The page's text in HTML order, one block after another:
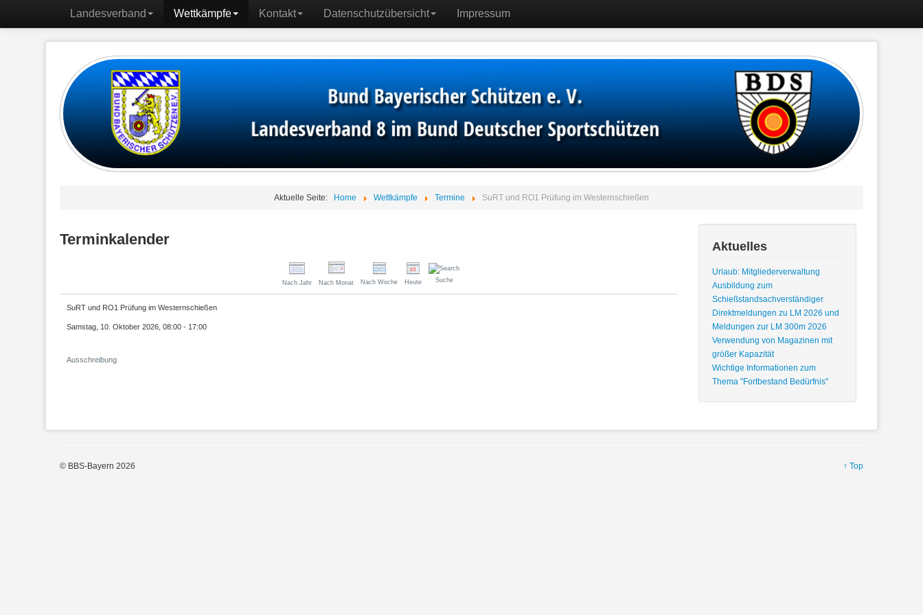
Landesverband Wettkämpfe Kontakt Datenschutzübersicht Impressum
Aktuelle Seite: Home Wettkämpfe Termine SuRT und RO1 Prüfung im Westernschießen
Terminkalender
Nach Jahr Nach Monat Nach Woche Heute Suche
SuRT und RO1 Prüfung im Westernschießen
Samstag, 10. Oktober 2026, 08:00 - 17:00
Ausschreibung
Aktuelles
Urlaub: Mitgliederverwaltung
Ausbildung zum
Schießstandsachverständiger
Direktmeldungen zu LM 2026 und
Meldungen zur LM 300m 2026
Verwendung von Magazinen mit
größer Kapazität
Wichtige Informationen zum
Thema "Fortbestand Bedürfnis"
↑ Top
© BBS-Bayern 2026